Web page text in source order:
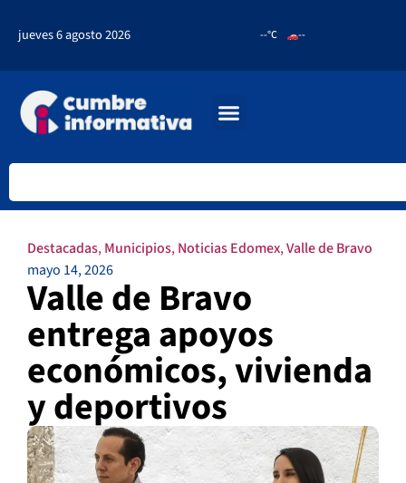
jueves 6 agosto 2026 --°C --
Destacadas,Municipios,Noticias Edomex,Valle de Bravo
mayo 14, 2026
Valle de Bravo
entrega apoyos
económicos, vivienda
y deportivos